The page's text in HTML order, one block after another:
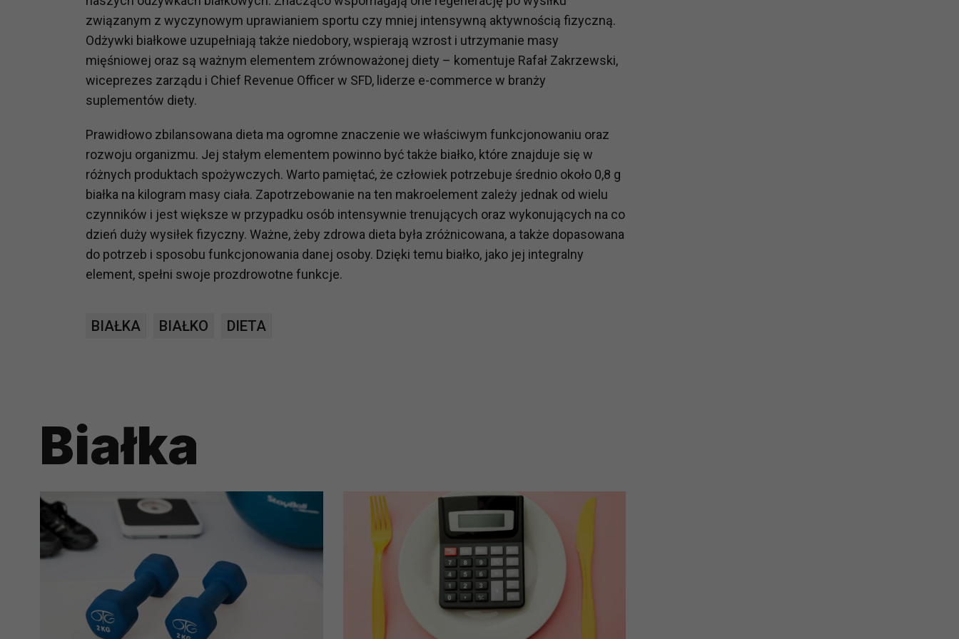
związanym z wyczynowym uprawianiem sportu czy mniej intensywną aktywnością fizyczną.
Odżywki białkowe uzupełniają także niedobory, wspierają wzrost i utrzymanie masy
mięśniowej oraz są ważnym elementem zrównoważonej diety – komentuje Rafał Zakrzewski,
wiceprezes zarządu i Chief Revenue Officer w SFD, liderze e-commerce w branży
suplementów diety.
Prawidłowo zbilansowana dieta ma ogromne znaczenie we właściwym funkcjonowaniu oraz
rozwoju organizmu. Jej stałym elementem powinno być także białko, które znajduje się w
różnych produktach spożywczych. Warto pamiętać, że człowiek potrzebuje średnio około 0,8 g
białka na kilogram masy ciała. Zapotrzebowanie na ten makroelement zależy jednak od wielu
czynników i jest większe w przypadku osób intensywnie trenujących oraz wykonujących na co
dzień duży wysiłek fizyczny. Ważne, żeby zdrowa dieta była zróżnicowana, a także dopasowana
do potrzeb i sposobu funkcjonowania danej osoby. Dzięki temu białko, jako jej integralny
element, spełni swoje prozdrowotne funkcje.
BIAŁKA BIAŁKO DIETA
Białka
potrzebom
Komu możemy przekazać dane?
Zgodnie z obowiązującym prawem Twoje dane możemy przekazywać podmiotom przetwarzającym je na nasze zlecenie,
np. agencjom marketingowym, podwykonawcom naszych usług oraz podmiotom uprawnionym do uzyskania danych na podstawie
obowiązującego prawa np. sądy lub organy ścigania – oczywiście tylko gdy wystąpią z żądaniem w oparciu o stosowną podstawę
prawną. Pragniemy też wspomnieć, że na większości stron internetowych dane o ruchu użytkowników zbierane są przez naszych
Zaufanych parterów.
Jakie masz prawa w stosunku do Twoich danych?
Masz między innymi prawo do żądania dostępu do danych, sprostowania, usunięcia lub ograniczenia ich przetwarzania. Możesz
także wycofać zgodę na przetwarzanie danych osobowych, zgłosić sprzeciw oraz skorzystać z innych praw wymienionych
szczegółowo tutaj.
Jakie są podstawy prawne przetwarzania Twoich danych?
Każde przetwarzanie Twoich danych musi być oparte na właściwej, zgodnej z obowiązującymi przepisami, podstawie prawnej.
Podstawą prawną przetwarzania Twoich danych w celu świadczenia usług, w tym dopasowywania ich do Twoich zainteresowań,
(tymi umowami są zazwyczaj regulaminy lub podobne dokumenty dostępne w usługach, z których korzystasz). Taką podstawą
prawną dla pomiarów statystycznych i marketingu własnego administratorów jest tzw. uzasadniony interes administratora.